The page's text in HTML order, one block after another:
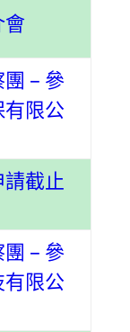
– 參
限公
截止
– 參
限公